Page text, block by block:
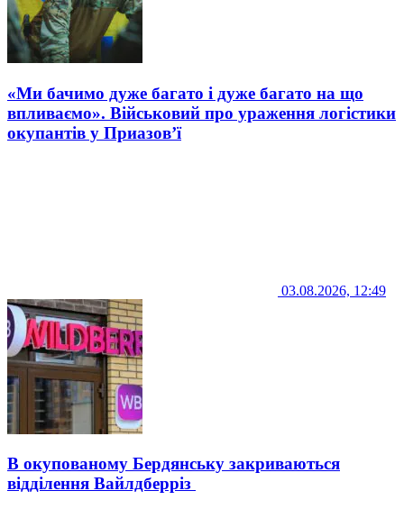
«Ми бачимо дуже багато і дуже багато на що
впливаємо». Військовий про ураження логістики
окупантів у Приазов’ї
03.08.2026, 12:49
В окупованому Бердянську закриваються
відділення Вайлдберріз